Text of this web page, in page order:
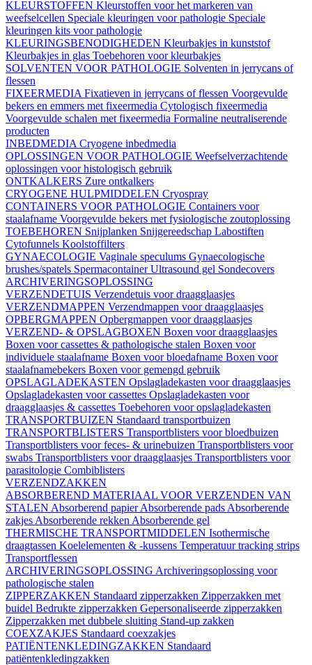
KLEURSTOFFEN Kleurstoffen voor het markeren van
weefselcellen Speciale kleuringen voor pathologie Speciale
kleuringen kits voor pathologie
KLEURINGSBENODIGHEDEN Kleurbakjes in kunststof
Kleurbakjes in glas Toebehoren voor kleurbakjes
SOLVENTEN VOOR PATHOLOGIE Solventen in jerrycans of
flessen
FIXEERMEDIA Fixatieven in jerrycans of flessen Voorgevulde
bekers en emmers met fixeermedia Cytologisch fixeermedia
Voorgevulde schalen met fixeermedia Formaline neutraliserende
producten
INBEDMEDIA Cryogene inbedmedia
OPLOSSINGEN VOOR PATHOLOGIE Weefselverzachtende
oplossingen voor histologisch gebruik
ONTKALKERS Zure ontkalkers
CRYOGENE HULPMIDDELEN Cryospray
CONTAINERS VOOR PATHOLOGIE Containers voor
staalafname Voorgevulde bekers met fysiologische zoutoplossing
TOEBEHOREN Snijplanken Snijgereedschap Labostiften
Cytofunnels Koolstoffilters
GYNAECOLOGIE Vaginale speculums Gynaecologische
brushes/spatels SpermacontainerUltrasound gel Sondecovers
ARCHIVERINGSOPLOSSING
VERZENDETUIS Verzendetuis voor draagglaasjes
VERZENDMAPPEN Verzendmappen voor draagglaasjes
OPBERGMAPPEN Opbergmappen voor draagglaasjes
VERZEND- & OPSLAGBOXEN Boxen voor draagglaasjes
Boxen voor cassettes & pathologische stalen Boxen voor
individuele staalafname Boxen voor bloedafname Boxen voor
staalafnamebekers Boxen voor gemengd gebruik
OPSLAGLADEKASTEN Opslagladekasten voor draagglaasjes
Opslagladekasten voor cassettes Opslagladekasten voor
draagglaasjes & cassettes Toebehoren voor opslagladekasten
TRANSPORTBUIZEN Standaard transportbuizen
TRANSPORTBLISTERS Transportblisters voor bloedbuizen
Transportblisters voor feces- & urinebuizen Transportblisters voor
swabs Transportblisters voor draagglaasjes Transportblisters voor
parasitologie Combiblisters
VERZENDZAKKEN
ABSORBEREND MATERIAAL VOOR VERZENDEN VAN
STALEN Absorberend papierAbsorberende pads Absorberende
zakjes Absorberende rekken Absorberende gel
THERMISCHE TRANSPORTMIDDELEN Isothermische
draagtassen Koelelementen & -kussens Temperatuur tracking strips
Transportflessen
ARCHIVERINGSOPLOSSING Archiveringsoplossing voor
pathologische stalen
ZIPPERZAKKEN Standaard zipperzakken Zipperzakken met
buidel Bedrukte zipperzakken Gepersonaliseerde zipperzakken
Zipperzakken met dubbele sluiting Stand-up zakken
COEXZAKJES Standaard coexzakjes
PATIËNTENKLEDINGZAKKEN Standaard
patiëntenkledingzakken